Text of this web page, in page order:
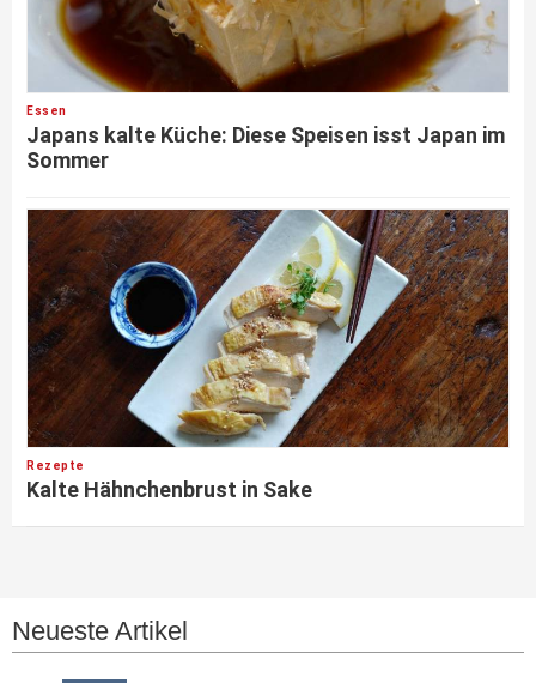
Essen
Japans kalte Küche: Diese Speisen isst Japan im
Sommer
Rezepte
Kalte Hähnchenbrust in Sake
Neueste Artikel